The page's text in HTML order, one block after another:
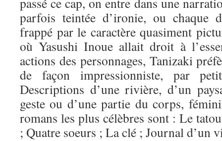
parfois teintée d’ironie, ou chaque
frappé par le caractère quasiment
où Yasushi Inoue allait droit à
actions des personnages, Tanizaki
de façon impressionniste, par
Descriptions d’une rivière, d’un
geste ou d’une partie du corps,
romans les plus célèbres sont : Le
; Quatre soeurs ; La clé ; Journal d’un